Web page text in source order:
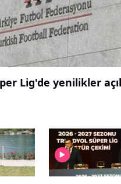
Lig'de yenilikler